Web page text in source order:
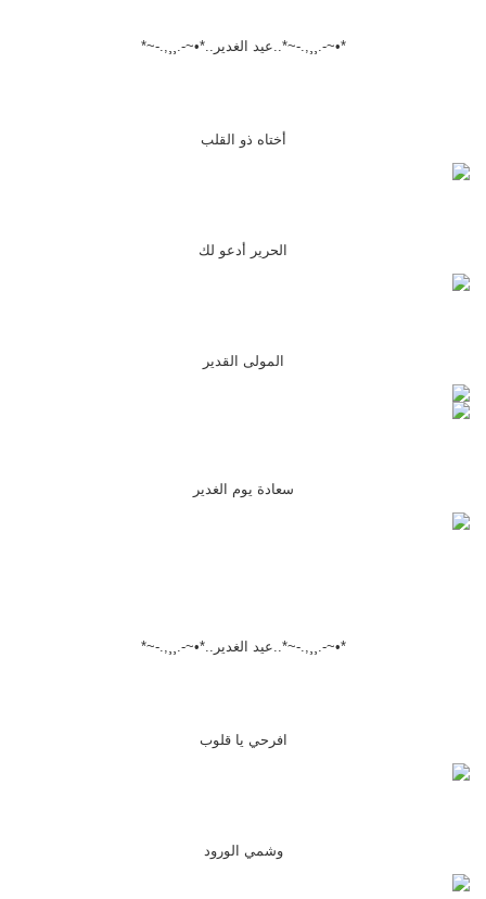
*•~-.¸¸,.-~*..عيد الغدير..*•~-.¸¸,.-~*
أختاه ذو القلب
الحرير أدعو لك
المولى القدير
سعادة يوم الغدير
*•~-.¸¸,.-~*..عيد الغدير..*•~-.¸¸,.-~*
افرحي يا قلوب
وشمي الورود